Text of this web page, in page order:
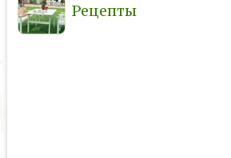
Рецепты